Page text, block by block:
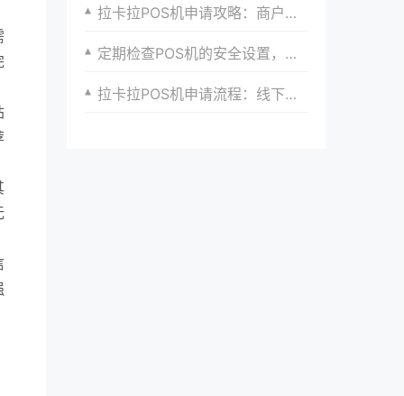
拉卡拉POS机申请攻略：商户必备知识汇总
定期检查POS机的安全设置，确保符合支付安全标准。
拉卡拉POS机申请流程：线下申请的详细步骤